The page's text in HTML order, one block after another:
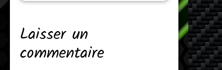
Laisser un
commentaire